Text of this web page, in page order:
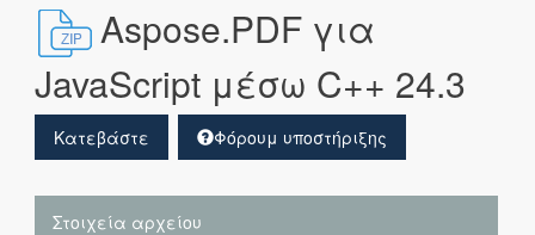
Aspose.PDF για
JavaScript μέσω C++ 24.3
Κατεβάστε Φόρουμ υποστήριξης
Στοιχεία αρχείου